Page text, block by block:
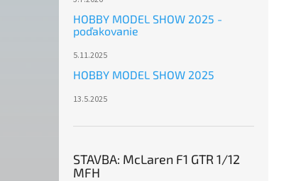
HOBBY MODEL SHOW 2025 -
poďakovanie
5.11.2025
HOBBY MODEL SHOW 2025
13.5.2025
STAVBA: McLaren F1 GTR 1/12
MFH